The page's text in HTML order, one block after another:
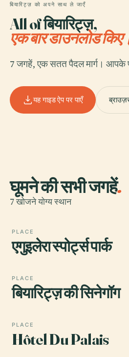
बियारिट्ज़ को अपने साथ ले जाएँ
All of बियारिट्ज़,
एक बार डाउनलोड
7 जगहें, एक सतत पैदल मार्ग। आपके
यह गाइड ऐप पर पाएँ
घूमने की सभी जगहें.
7 खोजने योग्य स्थान
PLACE
एगुइलेरा स्पोर्ट्स पार्क
PLACE
बियारिट्ज़ की सिनेगॉग
PLACE
Hôtel Du Palais